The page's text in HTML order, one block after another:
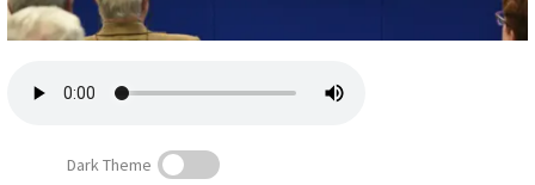
Založnik
Dark Theme